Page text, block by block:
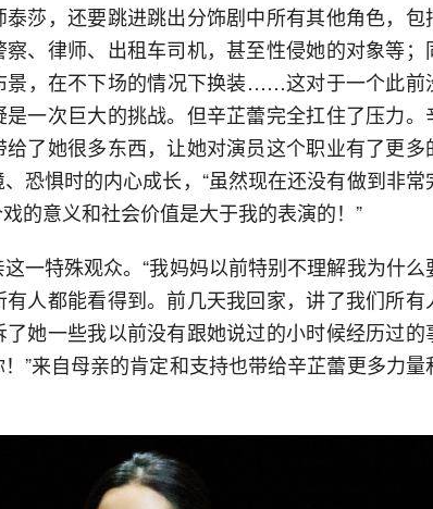
莎，还要跳进跳出分饰剧中所有其他角色，包
、律师、出租车司机，甚至性侵她的对象等；
景，在不下场的情况下换装……这对于一个此前
一次巨大的挑战。但辛芷蕾完全扛住了压力。
了她很多东西，让她对演员这个职业有了更多
恐惧时的内心成长，“虽然现在还没有做到非常
的意义和社会价值是大于我的表演的！”
一特殊观众。“我妈妈以前特别不理解我为什么
人都能看得到。前几天我回家，讲了我们所有
她一些我以前没有跟她说过的小时候经历过的
”来自母亲的肯定和支持也带给辛芷蕾更多力量